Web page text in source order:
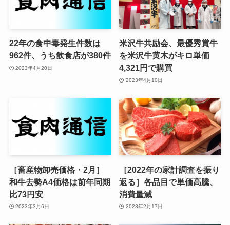
22年の食中毒発生件数は
962件、うち飲食店が380件
2023年4月20日
米沢牛共励会、最優秀賞牛
を米沢牛黄木がキロ単価
4,321円で購買
2023年4月10日
［畜産物卸売価格・2月］
和牛去勢A4価格は前年同期
比73円安
2023年3月6日
［2022年の家計調査を振り
返る］各品目で単価高騰、
消費量減
2023年2月17日